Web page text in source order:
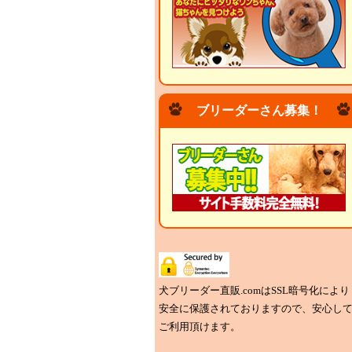
ブリーダーさん募集！
犬ブリーダー直販.comはSSL暗号化により
安全に保護されておりますので、安心して
ご利用頂けます。